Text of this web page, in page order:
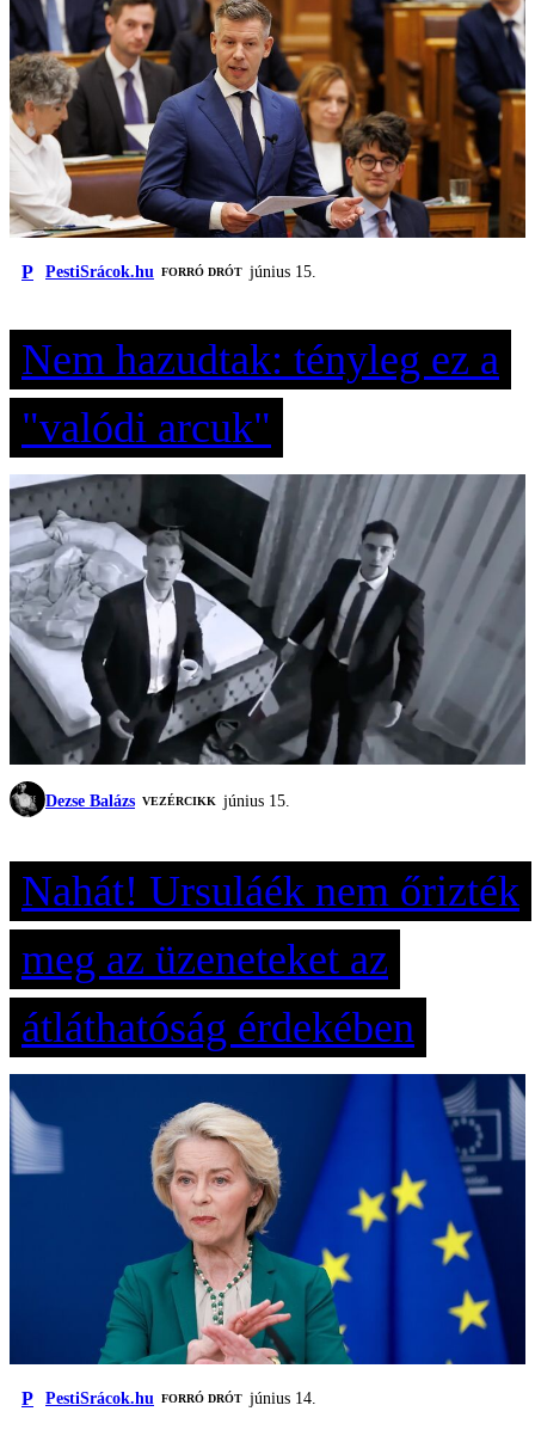
P PestiSrácok.hu FORRÓ DRÓT június 15.
Nem hazudtak: tényleg ez a
"valódi arcuk"
Dezse Balázs VEZÉRCIKK június 15.
Nahát! Ursuláék nem őrizték
meg az üzeneteket az
átláthatóság érdekében
P PestiSrácok.hu FORRÓ DRÓT június 14.